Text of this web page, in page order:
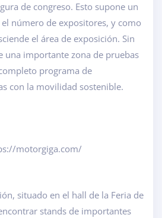
de congreso. Esto supone un
número de expositores, y como
el área de exposición. Sin
una importante zona de pruebas
programa de
con la movilidad sostenible.
situado en el hall de la Feria de
stands de importantes